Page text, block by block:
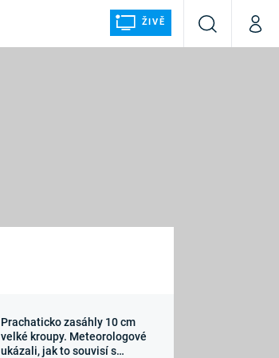
ŽIVĚ
VyhledáváníMůj
Sledujte nás
Prachaticko zasáhly 10 cm
velké kroupy. Meteorologové
ukázali, jak to souvisí s